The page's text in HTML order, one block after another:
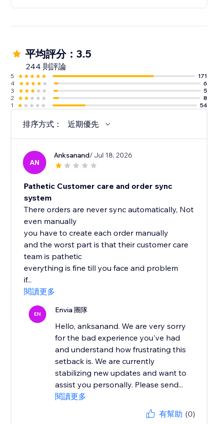
平均評分：3.5
244 則評論
5
171
4
6
3
5
2
8
1
54
排序方式： 近期優先
AN
Anksanand/ Jul 18, 2026
Pathetic Customer care and order sync
system
There orders are never sync automatically, Not
even manually
you have to create each order manually
and the worst part is that their customer care
team is pathetic
everything is fine till you face and problem
if...
閱讀更多
EN Envia 團隊
Hello, anksanand. We are very sorry
for the bad experience you've had
and understand how frustrating this
setback is. We are currently
stabilizing new updates and want to
assist you personally. Please send...
閱讀更多
有幫助 (0)